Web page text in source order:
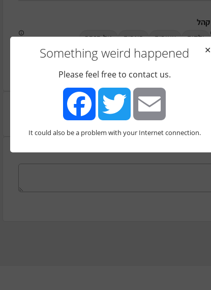
קהל
ילדים
צעירים בוגרים
גיל הזהב
טלפון
Something weird happened ✕
Please feel free to contact us.
FacebookTwitter Email
It could also be a problem with your Internet connection.